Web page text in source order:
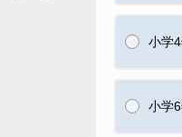
小学
小学